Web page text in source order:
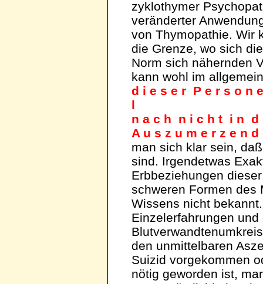
zyklothymer
veränderter
von Thymopathie. Wir
die Grenze, wo sich
Norm sich nähernden
kann wohl im
d i e s e r P e r s o n
l
n a c h n i c h t i n d
A u s z u m e r z e n d
man sich klar sein,
sind. Irgendetwas
Erbbeziehungen
schweren Formen des
Wissens nicht
Einzelerfahrungen
den unmittelbaren
Suizid vorgekommen
nötig geworden ist,